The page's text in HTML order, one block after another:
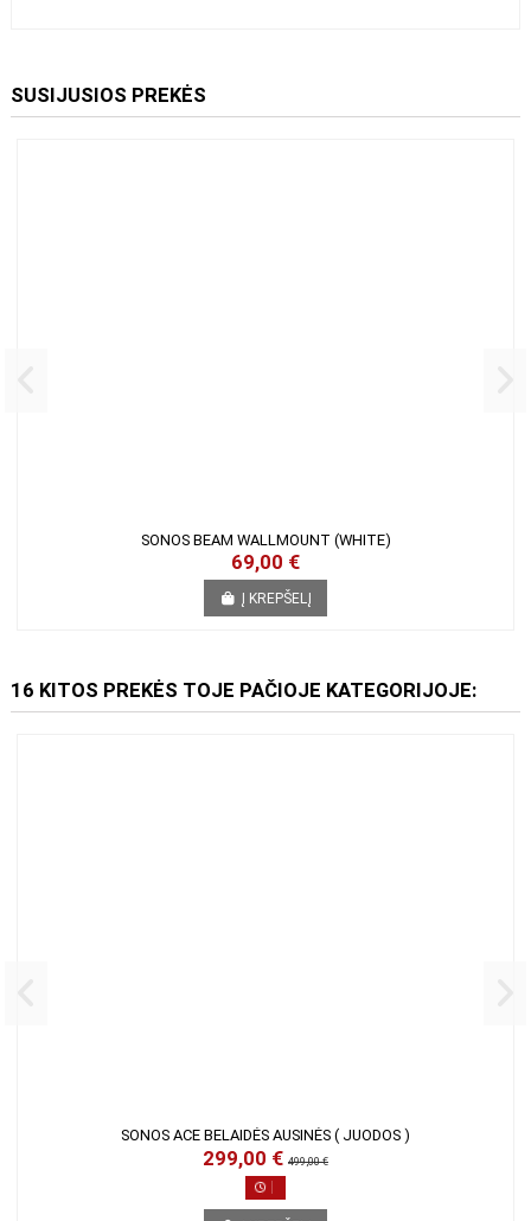
SUSIJUSIOS PREKĖS
SONOS BEAM WALLMOUNT (WHITE)
69,00 €
Į KREPŠELĮ
16 KITOS PREKĖS TOJE PAČIOJE KATEGORIJOJE:
SONOS ACE BELAIDĖS AUSINĖS ( JUODOS )
299,00 € 499,00 €